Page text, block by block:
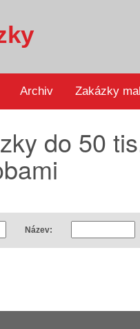
Archiv Zakázky
do 50
Název: